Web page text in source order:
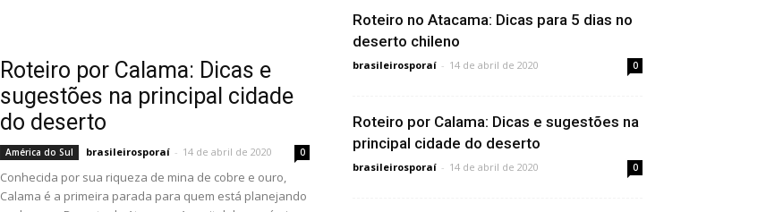
Roteiro por Calama: Dicas e
sugestões na principal cidade
do deserto
América do Sul brasileirosporaí - 14 de abril de 2020 0
Conhecida por sua riqueza de mina de cobre e ouro,
Calama é a primeira parada para quem está planejando
Roteiro no Atacama: Dicas para 5 dias no
deserto chileno
brasileirosporaí - 14 de abril de 2020 0
Roteiro por Calama: Dicas e sugestões na
principal cidade do deserto
brasileirosporaí - 14 de abril de 2020 0